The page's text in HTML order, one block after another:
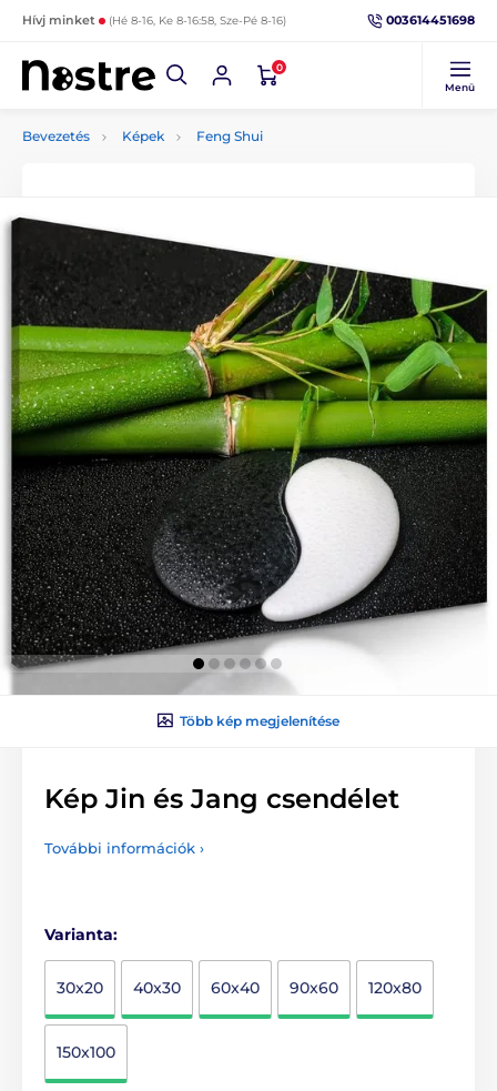
Hívj minket (Hé 8-16, Ke 8-16:58, Sze-Pé 8-16) 003614451698
0
Menü
Bevezetés Képek Feng Shui
Több kép megjelenítése
Kép Jin és Jang csendélet
További információk ›
Varianta:
30x20 40x30 60x40 90x60 120x80
150x100